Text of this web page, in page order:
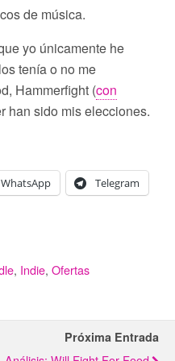
de música.
yo únicamente he
tenía o no me
Hammerfight (con
han sido mis elecciones.
WhatsApp Telegram
, Indie, Ofertas
Próxima Entrada